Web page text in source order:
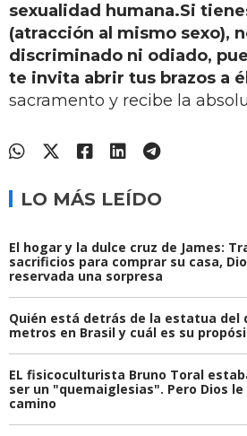
sexualidad humana.Si
(atracción al mismo sexo),
discriminado ni odiado,
te invita abrir tus brazos a
sacramento y recibe la
LO MÁS LEÍDO
El hogar y la dulce cruz de James:
sacrificios para comprar su casa,
reservada una sorpresa
Quién está detrás de la estatua del
metros en Brasil y cuál es su
EL fisicoculturista Bruno Toral
ser un "quemaiglesias". Pero Dios
camino